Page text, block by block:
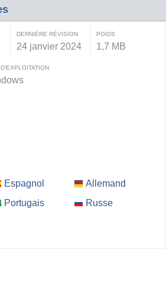
DERNIÈRE RÉVISION
24 janvier 2024
POIDS
1,7 MB
Espagnol
Allemand
Portugais
Russe